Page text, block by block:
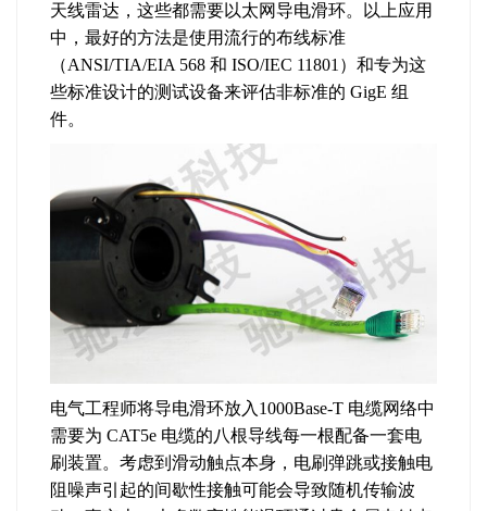
天线雷达，这些都需要以太网导电滑环。以上应用
中，最好的方法是使用流行的布线标准
（ANSI/TIA/EIA 568 和 ISO/IEC 11801）和专为这
些标准设计的测试设备来评估非标准的 GigE 组
件。
电气工程师将导电滑环放入1000Base-T 电缆网络中
需要为 CAT5e 电缆的八根导线每一根配备一套电
刷装置。考虑到滑动触点本身，电刷弹跳或接触电
阻噪声引起的间歇性接触可能会导致随机传输波